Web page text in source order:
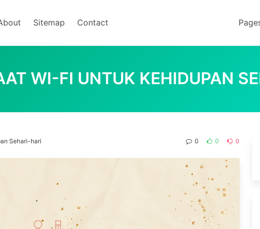
Sitemap Contact
WI-FI UNTUK KEHIDUPAN
Sehari-hari 0 0 0